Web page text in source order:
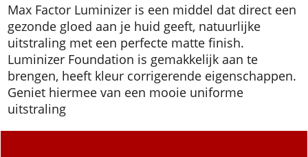
Max Factor Luminizer is een middel dat direct een
gezonde gloed aan je huid geeft, natuurlijke
uitstraling met een perfecte matte finish.
Luminizer Foundation is gemakkelijk aan te
brengen, heeft kleur corrigerende eigenschappen.
Geniet hiermee van een mooie uniforme
uitstraling